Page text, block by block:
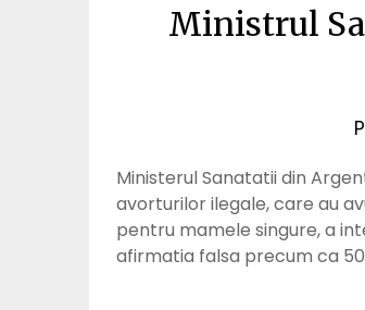
Ministrul
Ministerul Sanatatii din
avorturilor ilegale, care au
pentru mamele singure, a
afirmatia falsa precum ca